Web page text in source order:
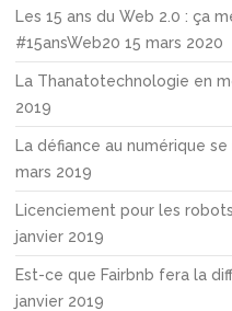
t
i
c
l
e
s
Les 15 ans du Web 2.0 : ça
#15ansWeb20 15 mars 2020
La Thanatotechnologie en
2019
La défiance au numérique
mars 2019
Licenciement pour les
janvier 2019
Est-ce que Fairbnb fera la
janvier 2019